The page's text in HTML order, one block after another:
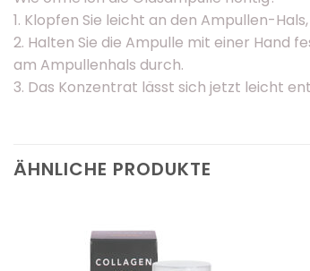
1. Klopfen Sie leicht an den Ampullen-
2. Halten Sie die Ampulle mit einer Hand
am Ampullenhals durch.
3. Das Konzentrat lässt sich jetzt leicht
ÄHNLICHE PRODUKTE